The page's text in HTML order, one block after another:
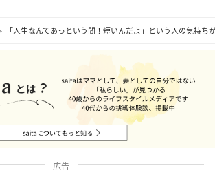
「人生なんてあっという間！短いんだよ」という人の気持
広告